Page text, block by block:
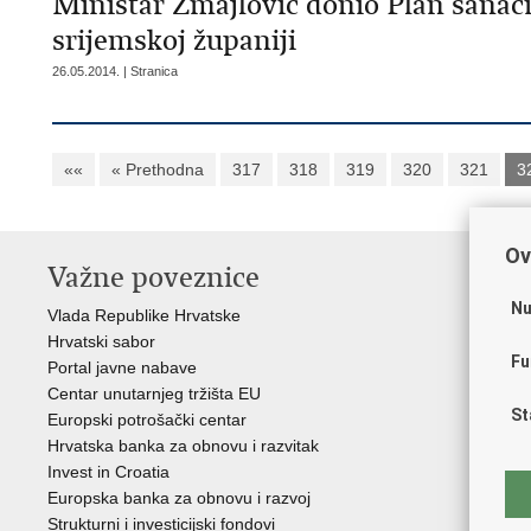
srijemskoj županiji
26.05.2014. | Stranica
«« « Prethodna 317 318 319 320 321
Važne poveznice
Vlada Republike Hrvatske
Hrvatski sabor
Portal javne nabave
Centar unutarnjeg tržišta EU
Europski potrošački centar
Hrvatska banka za obnovu i razvitak
Invest in Croatia
Europska banka za obnovu i razvoj
Strukturni i investicijski fondovi